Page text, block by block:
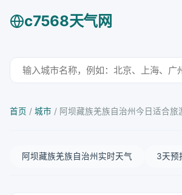
c7568天气网
首页 / 城市 / 阿坝藏族羌族自治州今日适合
阿坝藏族羌族自治州实时天气 3天预